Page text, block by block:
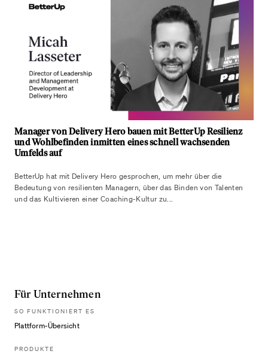
Manager von Delivery Hero bauen mit BetterUp Resilienz
und Wohlbefinden inmitten eines schnell wachsenden
Umfelds auf
BetterUp hat mit Delivery Hero gesprochen, um mehr über die
Bedeutung von resilienten Managern, über das Binden von Talenten
und das Kultivieren einer Coaching-Kultur zu...
Für Unternehmen
SO FUNKTIONIERT ES
Plattform-Übersicht
PRODUKTE